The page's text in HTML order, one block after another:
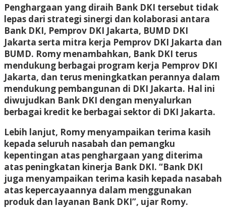
Penghargaan yang diraih Bank DKI tersebut tidak
lepas dari strategi sinergi dan kolaborasi antara
Bank DKI, Pemprov DKI Jakarta, BUMD DKI
Jakarta serta mitra kerja Pemprov DKI Jakarta dan
BUMD. Romy menambahkan, Bank DKI terus
mendukung berbagai program kerja Pemprov DKI
Jakarta, dan terus meningkatkan perannya dalam
mendukung pembangunan di DKI Jakarta. Hal ini
diwujudkan Bank DKI dengan menyalurkan
berbagai kredit ke berbagai sektor di DKI Jakarta.
Lebih lanjut, Romy menyampaikan terima kasih
kepada seluruh nasabah dan pemangku
kepentingan atas penghargaan yang diterima
atas peningkatan kinerja Bank DKI. “Bank DKI
juga menyampaikan terima kasih kepada nasabah
atas kepercayaannya dalam menggunakan
produk dan layanan Bank DKI”, ujar Romy.